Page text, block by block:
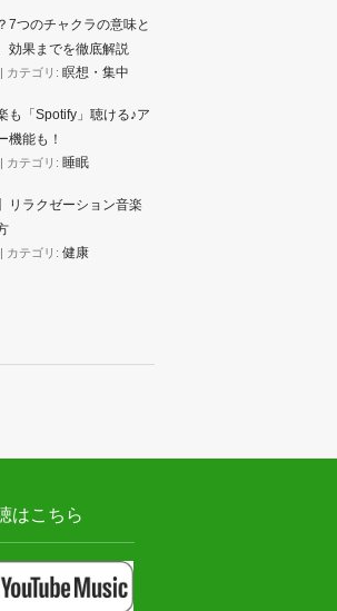
7つのチャクラの意味と
効果までを徹底解説
| カテゴリ: 瞑想・集中
も「Spotify」聴ける♪ア
機能も！
| カテゴリ: 睡眠
リラクゼーション音楽
| カテゴリ: 健康
はこちら